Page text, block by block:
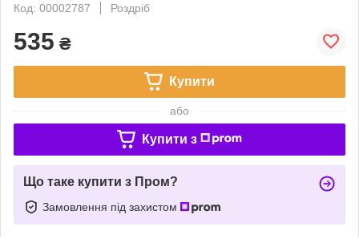
Код: 00002787
Роздріб
535 ₴
Купити
або
Купити з
Що таке купити з Пром?
Замовлення під захистом